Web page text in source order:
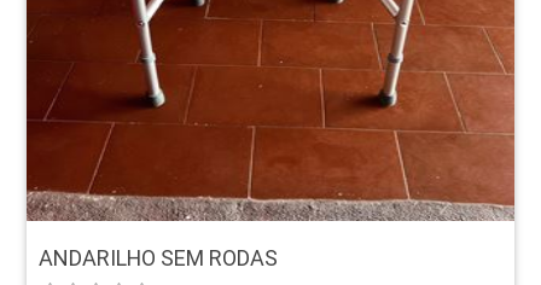
ANDARILHO SEM RODAS